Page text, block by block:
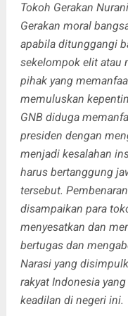
Tokoh Gerakan
Gerakan moral
apabila ditunggangi
sekelompok elit atau
pihak yang
memuluskan
GNB diduga
presiden dengan
menjadi kesalahan
harus bertanggung
tersebut.
disampaikan para
menyesatkan dan
bertugas dan
Narasi yang
rakyat Indonesia
keadilan di negeri ini.